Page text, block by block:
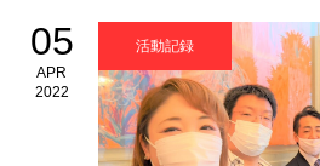
05
APR
2022
活動記録